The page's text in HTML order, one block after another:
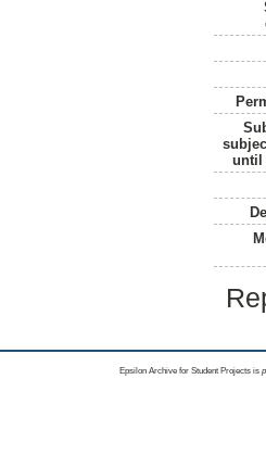
until
Epsilon Archive for Student Projects is